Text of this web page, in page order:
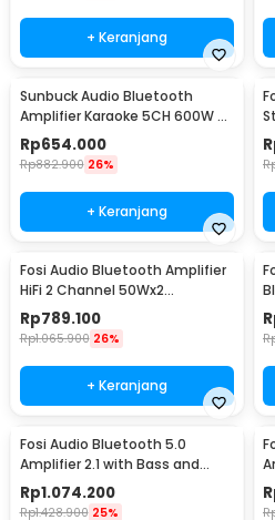
+ Keranjang
Sunbuck Audio Bluetooth
Amplifier Karaoke 5CH 600W -
AV-608BT
Rp654.000
Rp882.900 26%
+ Keranjang
Fosi Audio Bluetooth Amplifier
HiFi 2 Channel 50Wx2
TPA3116D2 - BT10A
Rp789.100
Rp1.065.900 26%
+ Keranjang
Fosi Audio Bluetooth 5.0
Amplifier 2.1 with Bass and
Treble Control - BT30D
Rp1.074.200
Rp1.428.900 25%